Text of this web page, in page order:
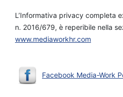
L’Informativa privacy completa
n. 2016/679, è reperibile nella
www.mediaworkhr.com
Facebook Media-Work